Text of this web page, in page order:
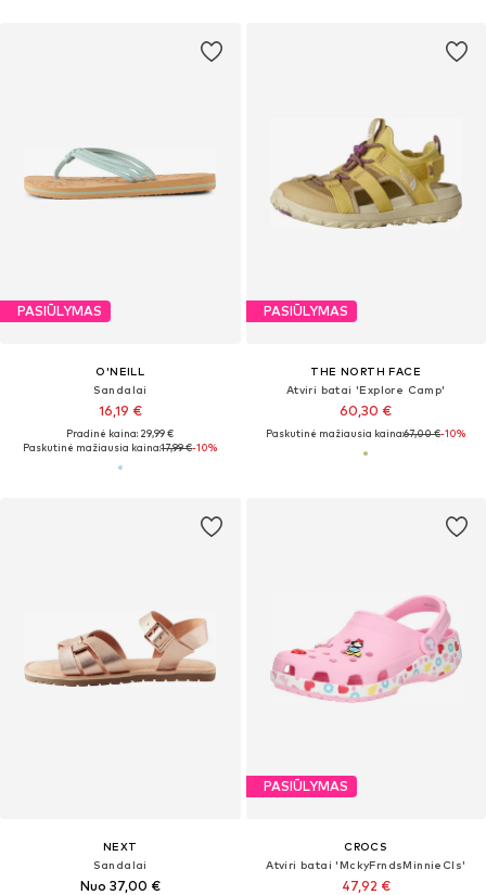
PASIŪLYMAS
O'NEILL
Sandalai
16,19 €
Pradinė kaina: 29,99 €
Paskutinė mažiausia kaina:17,99 €-10%
PASIŪLYMAS
THE NORTH FACE
Atviri batai 'Explore Camp'
60,30 €
Paskutinė mažiausia kaina:67,00 €-10%
NEXT
Sandalai
Nuo 37,00 €
PASIŪLYMAS
CROCS
Atviri batai 'MckyFrndsMinnieCls'
47,92 €